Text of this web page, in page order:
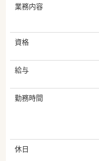
業務内容
資格
給与
勤務時間
休日